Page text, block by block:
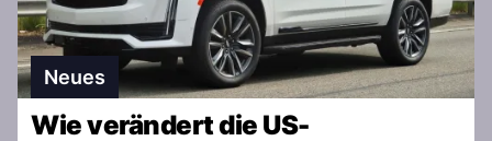
Neues
Wie verändert die US-